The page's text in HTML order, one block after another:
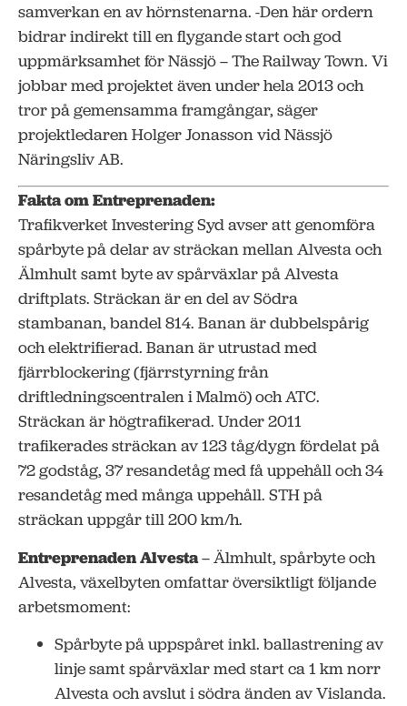
samverkan en av hörnstenarna. -Den här ordern
bidrar indirekt till en flygande start och god
uppmärksamhet för Nässjö – The Railway Town. Vi
jobbar med projektet även under hela 2013 och
tror på gemensamma framgångar, säger
projektledaren Holger Jonasson vid Nässjö
Näringsliv AB.
Fakta om Entreprenaden:
Trafikverket Investering Syd avser att genomföra
spårbyte på delar av sträckan mellan Alvesta och
Älmhult samt byte av spårväxlar på Alvesta
driftplats. Sträckan är en del av Södra
stambanan, bandel 814. Banan är dubbelspårig
och elektrifierad. Banan är utrustad med
fjärrblockering (fjärrstyrning från
driftledningscentralen i Malmö) och ATC.
Sträckan är högtrafikerad. Under 2011
trafikerades sträckan av 123 tåg/dygn fördelat på
72 godståg, 37 resandetåg med få uppehåll och 34
resandetåg med många uppehåll. STH på
sträckan uppgår till 200 km/h.
Entreprenaden Alvesta– Älmhult, spårbyte och
Alvesta, växelbyten omfattar översiktligt följande
arbetsmoment:
Spårbyte på uppspåret inkl. ballastrening av
linje samt spårväxlar med start ca 1 km norr
Alvesta och avslut i södra änden av Vislanda.